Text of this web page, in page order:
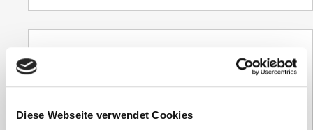
Diese Webseite verwendet Cookies